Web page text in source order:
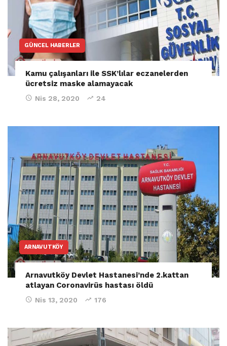
GÜNCEL HABERLER
Kamu çalışanları ile SSK’lılar eczanelerden
ücretsiz maske alamayacak
Nis 28, 2020 24
ARNAVUTKÖY
Arnavutköy Devlet Hastanesi’nde 2.kattan
atlayan Coronavirüs hastası öldü
Nis 13, 2020 176